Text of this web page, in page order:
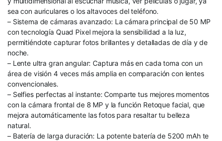
sea con auriculares o los altavoces del teléfono.
– Sistema de cámaras avanzado: La cámara principal de 50 MP
con tecnología Quad Pixel mejora la sensibilidad a la luz,
permitiéndote capturar fotos brillantes y detalladas de día y de
noche.
– Lente ultra gran angular: Captura más en cada toma con un
área de visión 4 veces más amplia en comparación con lentes
convencionales.
– Selfies perfectas al instante: Comparte tus mejores momentos
con la cámara frontal de 8 MP y la función Retoque facial, que
mejora automáticamente las fotos para resaltar tu belleza
natural.
– Batería de larga duración: La potente batería de 5200 mAh te